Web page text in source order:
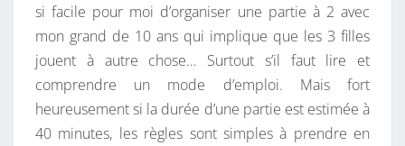
si facile pour moi d’organiser une partie à 2 avec
mon grand de 10 ans qui implique que les 3 filles
jouent à autre chose… Surtout s’il faut lire et
comprendre un mode d’emploi. Mais fort
heureusement si la durée d’une partie est estimée à
40 minutes, les règles sont simples à prendre en